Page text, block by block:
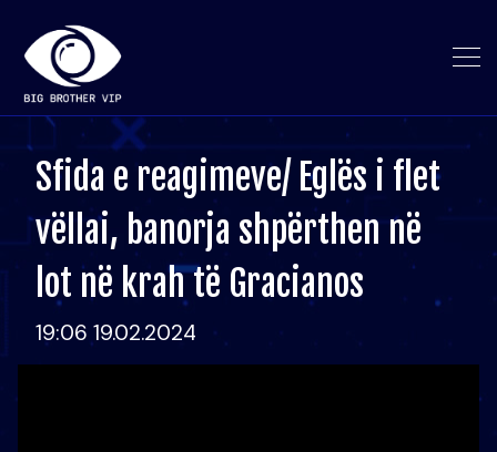
Sfida e reagimeve/ Eglës i flet
vëllai, banorja shpërthen në
lot në krah të Gracianos
19:06 19.02.2024